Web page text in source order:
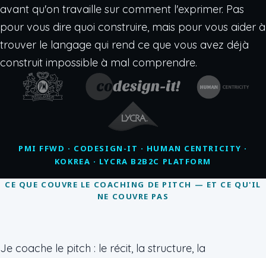
avant qu'on travaille sur comment l'exprimer. Pas
pour vous dire quoi construire, mais pour vous aider à
trouver le langage qui rend ce que vous avez déjà
construit impossible à mal comprendre.
PMI FFWD · CODESIGN-IT · HUMAN CENTRICITY ·
KOKREA · LYCRA B2B2C PLATFORM
CE QUE COUVRE LE COACHING DE PITCH — ET CE QU'IL
NE COUVRE PAS
Je coache le pitch : le récit, la structure, la